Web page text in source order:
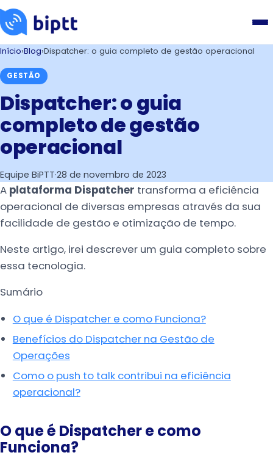
Início›Blog›Dispatcher: o guia completo de gestão operacional
GESTÃO
Dispatcher: o guia
completo de gestão
operacional
Equipe BiPTT·28 de novembro de 2023
A plataforma Dispatcher transforma a eficiência
operacional de diversas empresas através da sua
facilidade de gestão e otimização de tempo.
Neste artigo, irei descrever um guia completo sobre
essa tecnologia.
Sumário
O que é Dispatcher e como Funciona?
Benefícios do Dispatcher na Gestão de
Operações
Como o push to talk contribui na eficiência
operacional?
O que é Dispatcher e como
Funciona?